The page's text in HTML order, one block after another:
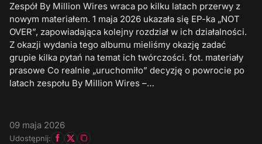
Zespół By Million Wires wraca po kilku latach przerwy z
nowym materiałem. 1 maja 2026 ukazała się EP-ka „NOT
OVER”, zapowiadająca kolejny rozdział w ich działalności.
Z okazji wydania tego albumu mieliśmy okazję zadać
grupie kilka pytań na temat ich twórczości. fot. materiały
prasowe Co realnie „uruchomiło” decyzję o powrocie po
latach zespołu By Million Wires –…
09 maja 2026
Udostępnij: